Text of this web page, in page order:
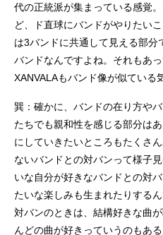
代の正統派が集まっている感覚
ど、ド直球にバンドがやりたい
は3バンドに共通して見える部分
バンドなんですよね。それもあ
XANVALAもバンド像が似ている
巽：確かに、バンドの在り方や
たちでも親和性を感じる部分は
にしていきたいところもたくさ
ないバンドとの対バンって様子
いな自分が好きなバンドとの対
たいな楽しみも生まれたりする
対バンのときは、結構好きな曲
んどの曲が好きっていうのもある